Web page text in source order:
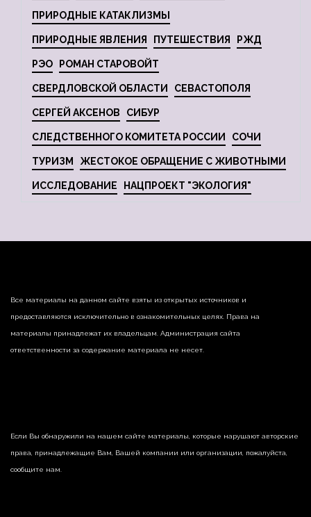
ПРИРОДНЫЕ КАТАКЛИЗМЫ
ПРИРОДНЫЕ ЯВЛЕНИЯ ПУТЕШЕСТВИЯ РЖД
РЭО РОМАН СТАРОВОЙТ
СВЕРДЛОВСКОЙ ОБЛАСТИ СЕВАСТОПОЛЯ
СЕРГЕЙ АКСЕНОВ СИБУР
СЛЕДСТВЕННОГО КОМИТЕТА РОССИИ СОЧИ
ТУРИЗМ ЖЕСТОКОЕ ОБРАЩЕНИЕ С ЖИВОТНЫМИ
ИССЛЕДОВАНИЕ НАЦПРОЕКТ "ЭКОЛОГИЯ"
Все материалы на данном сайте взяты из открытых источников и
предоставляются исключительно в ознакомительных целях. Права на
материалы принадлежат их владельцам. Администрация сайта
ответственности за содержание материала не несет.
Если Вы обнаружили на нашем сайте материалы, которые нарушают авторские
права, принадлежащие Вам, Вашей компании или организации, пожалуйста,
сообщите нам.